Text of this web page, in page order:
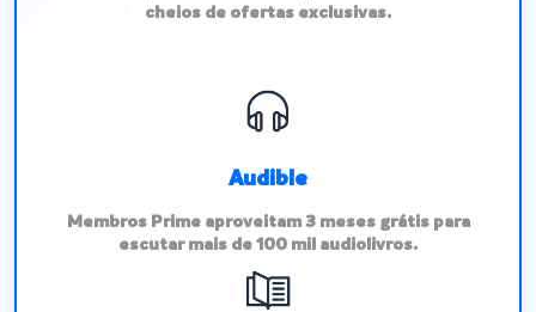
cheios de ofertas exclusivas.
Audible
Membros Prime aproveitam 3 meses grátis para
escutar mais de 100 mil audiolivros.